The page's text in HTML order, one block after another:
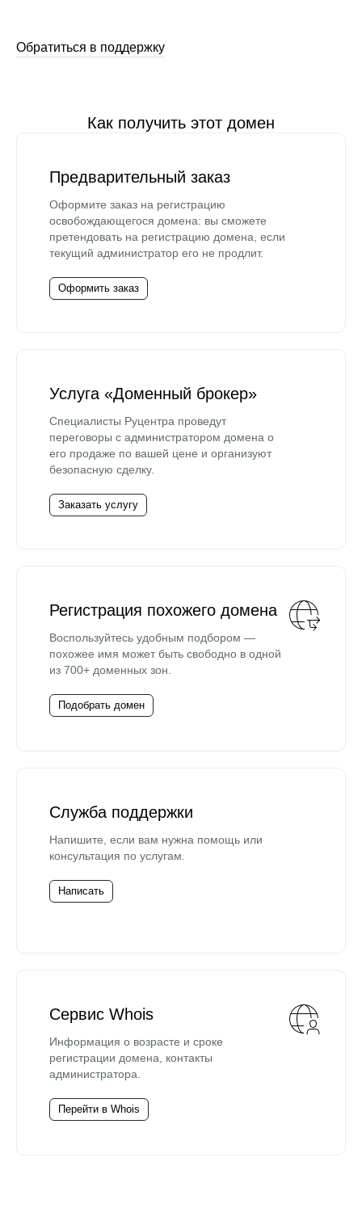
Обратиться в поддержку
Как получить этот домен
Предварительный заказ
Оформите заказ на регистрацию
освобождающегося домена: вы сможете
претендовать на регистрацию домена, если
текущий администратор его не продлит.
Оформить заказ
Услуга «Доменный брокер»
Специалисты Руцентра проведут
переговоры с администратором домена о
его продаже по вашей цене и организуют
безопасную сделку.
Заказать услугу
Регистрация похожего домена
Воспользуйтесь удобным подбором —
похожее имя может быть свободно в одной
из 700+ доменных зон.
Подобрать домен
Служба поддержки
Напишите, если вам нужна помощь или
консультация по услугам.
Написать
Сервис Whois
Информация о возрасте и сроке
регистрации домена, контакты
администратора.
Перейти в Whois